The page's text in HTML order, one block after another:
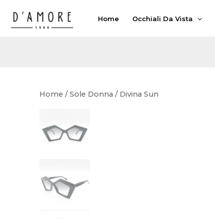
Home Occhiali Da Vista
Home /Sole Donna / Divina Sun